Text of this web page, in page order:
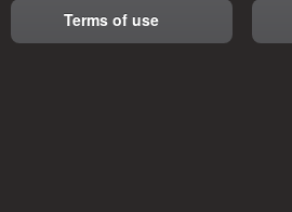
Terms of use